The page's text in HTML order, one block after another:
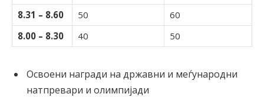
8.31 – 8.60
50
60
8.00 – 8.30
40 50
Освоени награди на државни и меѓународни
натпревари и олимпијади